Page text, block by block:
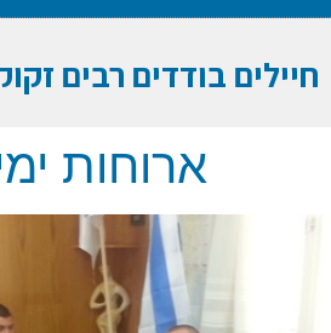
חיילים בודדים רבים
ארוחות